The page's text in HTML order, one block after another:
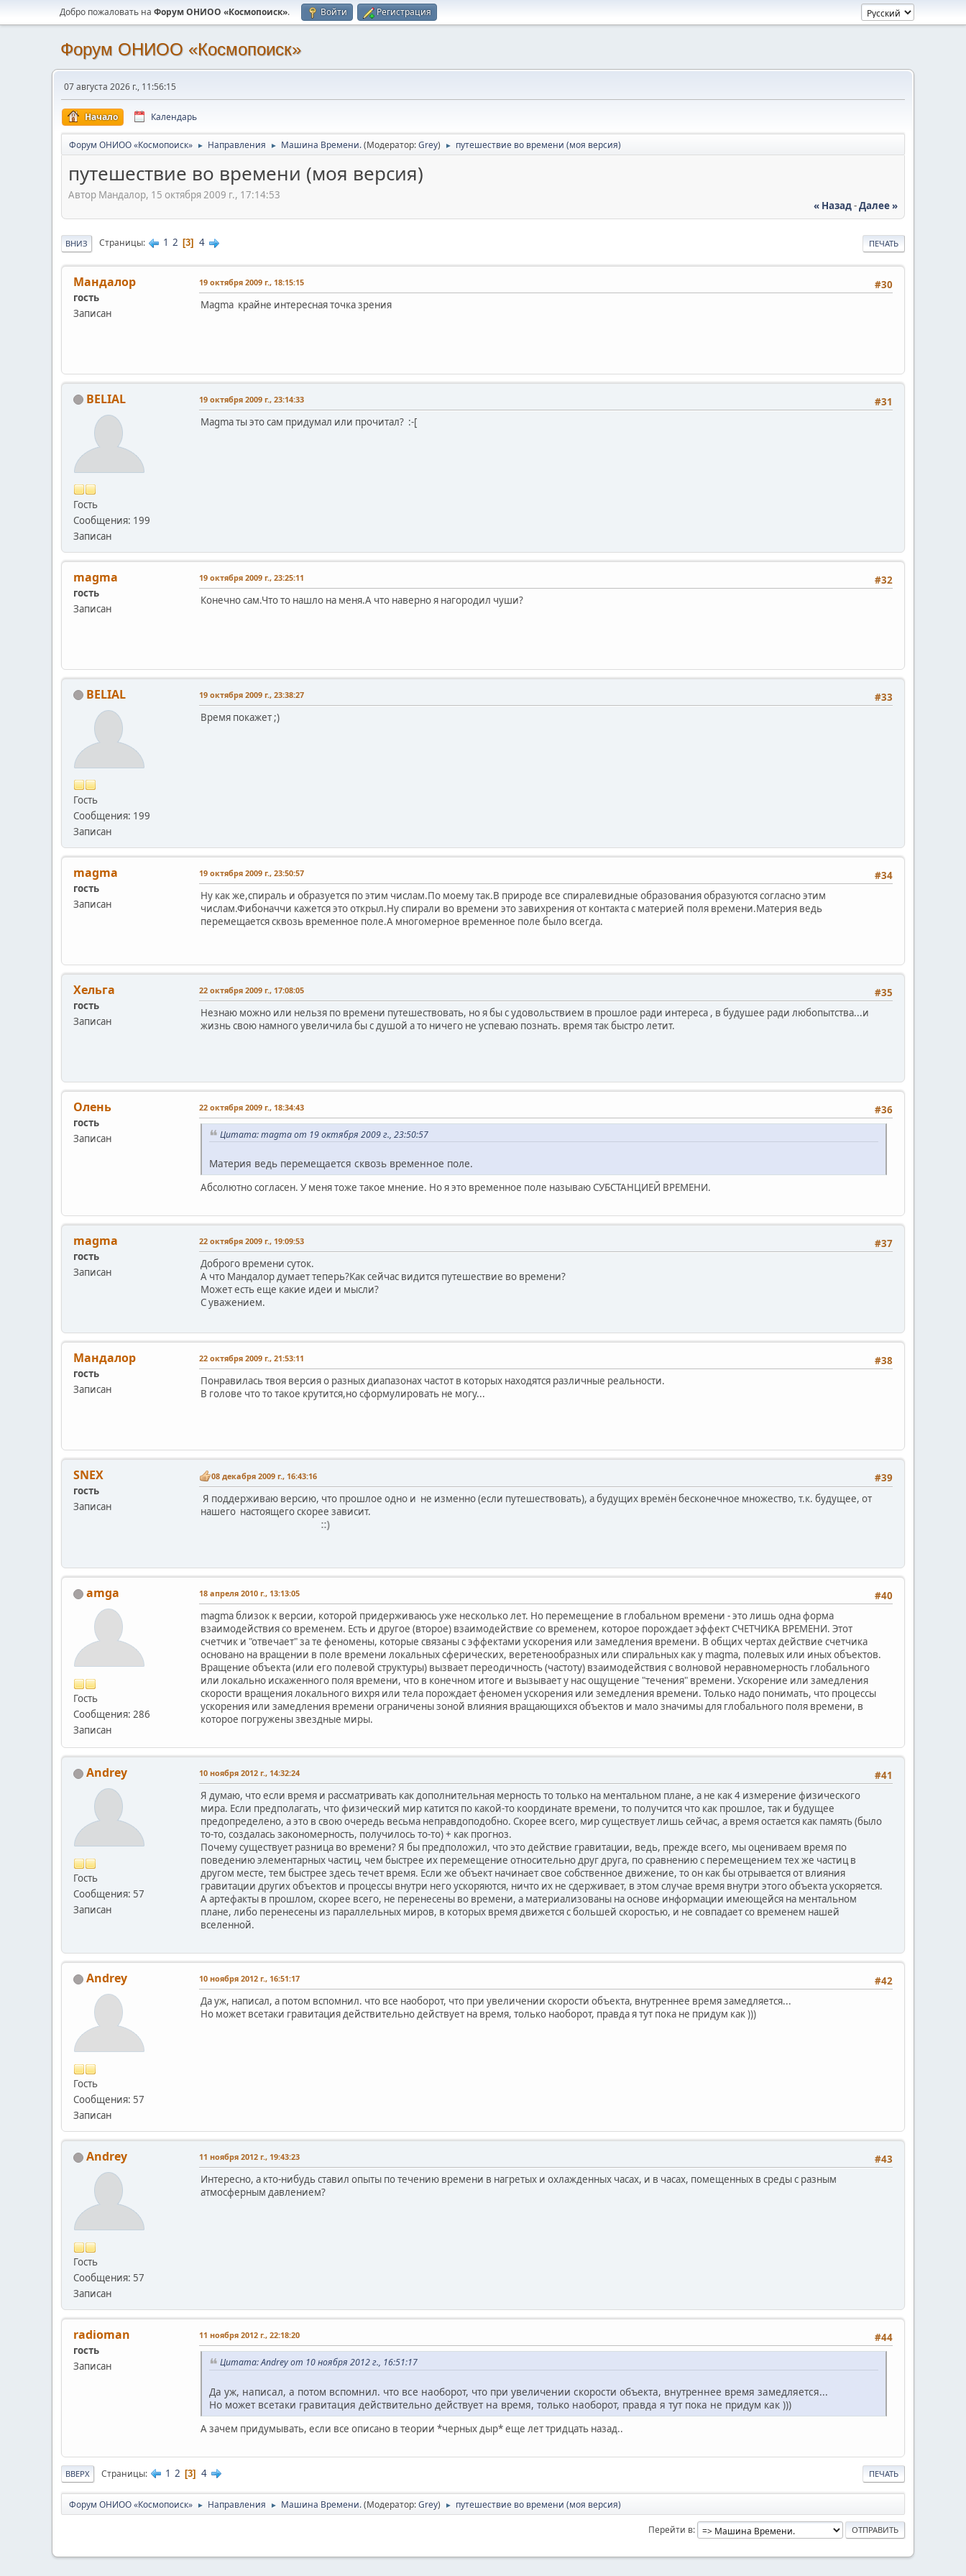
Добро пожаловать на Форум ОНИОО «Космопоиск». Войти Регистрация
Форум ОНИОО «Космопоиск»
07 августа 2026 г., 11:56:15
Начало Календарь
Форум ОНИОО «Космопоиск» ► Направления ► Машина Времени.(Модератор:Grey) ► путешествие во времени (моя версия)
путешествие во времени (моя версия)
Автор Мандалор, 15 октября 2009 г., 17:14:53
« Назад-Далее »
ПЕЧАТЬ
ВНИЗ Страницы 1 2 3 4
Мандалор
гость
Записан
#30
19 октября 2009 г., 18:15:15
Magma крайне интересная точка зрения
BELIAL
Гость
Сообщения: 199
Записан
#31
19 октября 2009 г., 23:14:33
Magma ты это сам придумал или прочитал? :-[
magma
гость
Записан
#32
19 октября 2009 г., 23:25:11
Конечно сам.Что то нашло на меня.А что наверно я нагородил чуши?
BELIAL
Гость
Сообщения: 199
Записан
#33
19 октября 2009 г., 23:38:27
Время покажет ;)
magma
гость
Записан
#34
19 октября 2009 г., 23:50:57
Ну как же,спираль и образуется по этим числам.По моему так.В природе все спиралевидные образования образуются согласно этим
числам.Фибоначчи кажется это открыл.Ну спирали во времени это завихрения от контакта с материей поля времени.Материя ведь
перемещается сквозь временное поле.А многомерное временное поле было всегда.
Хельга
гость
Записан
#35
22 октября 2009 г., 17:08:05
Незнаю можно или нельзя по времени путешествовать, но я бы с удовольствием в прошлое ради интереса , в будушее ради любопытства...и
жизнь свою намного увеличила бы с душой а то ничего не успеваю познать. время так быстро летит.
Олень
гость
Записан
#36
22 октября 2009 г., 18:34:43
Цитата: magma от 19 октября 2009 г., 23:50:57
Материя ведь перемещается сквозь временное поле.
Абсолютно согласен. У меня тоже такое мнение. Но я это временное поле называю СУБСТАНЦИЕЙ ВРЕМЕНИ.
magma
гость
Записан
#37
22 октября 2009 г., 19:09:53
Доброго времени суток.
А что Мандалор думает теперь?Как сейчас видится путешествие во времени?
Может есть еще какие идеи и мысли?
С уважением.
Мандалор
гость
Записан
#38
22 октября 2009 г., 21:53:11
Понравилась твоя версия о разных диапазонах частот в которых находятся различные реальности.
В голове что то такое крутится,но сформулировать не могу...
SNEX
гость
Записан
#39
08 декабря 2009 г., 16:43:16
Я поддерживаю версию, что прошлое одно и не изменно (если путешествовать), а будущих времён бесконечное множество, т.к. будущее, от
нашего настоящего скорее зависит.
::)
amga
Гость
Сообщения: 286
Записан
#40
18 апреля 2010 г., 13:13:05
magma близок к версии, которой придерживаюсь уже несколько лет. Но перемещение в глобальном времени - это лишь одна форма
взаимодействия со временем. Есть и другое (второе) взаимодействие со временем, которое порождает эффект СЧЕТЧИКА ВРЕМЕНИ. Этот
счетчик и "отвечает" за те феномены, которые связаны с эффектами ускорения или замедления времени. В общих чертах действие счетчика
основано на вращении в поле времени локальных сферических, веретенообразных или спиральных как у magma, полевых или иных объектов.
Вращение объекта (или его полевой структуры) вызвает переодичность (частоту) взаимодействия с волновой неравномерность глобального
или локально искаженного поля времени, что в конечном итоге и вызывает у нас ощущение "течения" времени. Ускорение или замедления
скорости вращения локального вихря или тела порождает феномен ускорения или земедления времени. Только надо понимать, что процессы
ускорения или замедления времени ограничены зоной влияния вращающихся объектов и мало значимы для глобального поля времени, в
которое погружены звездные миры.
Andrey
Гость
Сообщения: 57
Записан
#41
10 ноября 2012 г., 14:32:24
Я думаю, что если время и рассматривать как дополнительная мерность то только на ментальном плане, а не как 4 измерение физического
мира. Если предполагать, что физический мир катится по какой-то координате времени, то получится что как прошлое, так и будущее
предопределено, а это в свою очередь весьма неправдоподобно. Скорее всего, мир существует лишь сейчас, а время остается как память (было
то-то, создалась закономерность, получилось то-то) + как прогноз.
Почему существует разница во времени? Я бы предположил, что это действие гравитации, ведь, прежде всего, мы оцениваем время по
поведению элементарных частиц, чем быстрее их перемещение относительно друг друга, по сравнению с перемещением тех же частиц в
другом месте, тем быстрее здесь течет время. Если же объект начинает свое собственное движение, то он как бы отрывается от влияния
гравитации других объектов и процессы внутри него ускоряются, ничто их не сдерживает, в этом случае время внутри этого объекта ускоряется.
А артефакты в прошлом, скорее всего, не перенесены во времени, а материализованы на основе информации имеющейся на ментальном
плане, либо перенесены из параллельных миров, в которых время движется с большей скоростью, и не совпадает со временем нашей
вселенной.
Andrey
Гость
Сообщения: 57
Записан
#42
10 ноября 2012 г., 16:51:17
Да уж, написал, а потом вспомнил. что все наоборот, что при увеличении скорости объекта, внутреннее время замедляется...
Но может всетаки гравитация действительно действует на время, только наоборот, правда я тут пока не придум как )))
Andrey
Гость
Сообщения: 57
Записан
#43
11 ноября 2012 г., 19:43:23
Интересно, а кто-нибудь ставил опыты по течению времени в нагретых и охлажденных часах, и в часах, помещенных в среды с разным
атмосферным давлением?
radioman
гость
Записан
#44
11 ноября 2012 г., 22:18:20
Цитата: Andrey от 10 ноября 2012 г., 16:51:17
Да уж, написал, а потом вспомнил. что все наоборот, что при увеличении скорости объекта, внутреннее время замедляется...
Но может всетаки гравитация действительно действует на время, только наоборот, правда я тут пока не придум как )))
А зачем придумывать, если все описано в теории *черных дыр* еще лет тридцать назад..
ПЕЧАТЬ
ВВЕРХ Страницы 1 2 3 4
Форум ОНИОО «Космопоиск» ► Направления ► Машина Времени.(Модератор:Grey) ► путешествие во времени (моя версия)
Перейти в